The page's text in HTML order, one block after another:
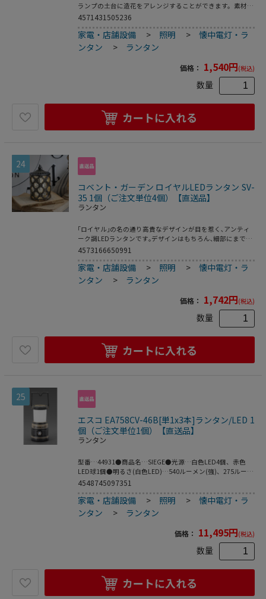
ランプの土台に造花をアレンジすることができます。素材の
性質上、水濡れ、稀に強く擦ると色移り、色落ちする場合が
4571431505236
家電・店舗設備 > 照明 >懐中電灯・ラ
ンタン
> ランタン
価格： 1,540円(税込)
数量
カートに入れる
24
コベント・ガーデン ロイヤルLEDランタン SV-
35 1個（ご注文単位4個）【直送品】
ランタン
｢ロイヤル｣の名の通り高貴なデザインが目を惹く､アンティ
ーク調LEDランタンです｡デザインはもちろん､細部にまでこ
だわった装飾は気品が溢れています｡灯りを付けるとぼんや
ックな気持ちになります｡電池式なので火の元を気にせずに
気軽に楽しんで頂けるのも嬉しいポイントです｡※屋内専用
商品です｡●単4電池×2本使用(別売)
4573166650991
家電・店舗設備 > 照明 >懐中電灯・ラ
ンタン
> ランタン
価格： 1,742円(税込)
数量
カートに入れる
25
エスコ EA758CV-46B[単1x3本]ランタン/LED 1
個（ご注文単位1個）【直送品】
ランタン
型番…44931●商品名…SIEGE●光源…白色LED4個、赤色
LED球1個●明るさ(白色LED)…540ルーメン(強)、275ルーメ
ン(中)、55ルーメン(弱)●明るさ(赤色LED)…10ルーメン(ナ
電池寿命(白色LED)…30時間(強)、70時間(中)、295時間
(弱)●電池寿命(赤色LED)…235時間(ナイトビジョン)、430
時間(SOSモード)●サイズ…φ96.5×184mm●重量…
878g（電池含む）●材質…本体：ポリカーボネイト樹脂(ラ
バーコーティング)カバー：ポリカーボネイト樹脂●防水規
格…IPX7(水深1m)●耐衝撃性…2m●コンパクトでも頑丈な
乾電池式ランタン●バッテリー残量表示機能付●ヘッドカバ
に強いポリカーボーネイト樹脂製。さらにラバーコートで衝
撃を吸収します。●本体を水に落としても沈まず浮き上がり
ます。●ポリカーボネート製のカバーが眩しさを軽減し、柔
4548745097351
家電・店舗設備 > 照明 >懐中電灯・ラ
ンタン
> ランタン
価格： 11,495円(税込)
数量
カートに入れる